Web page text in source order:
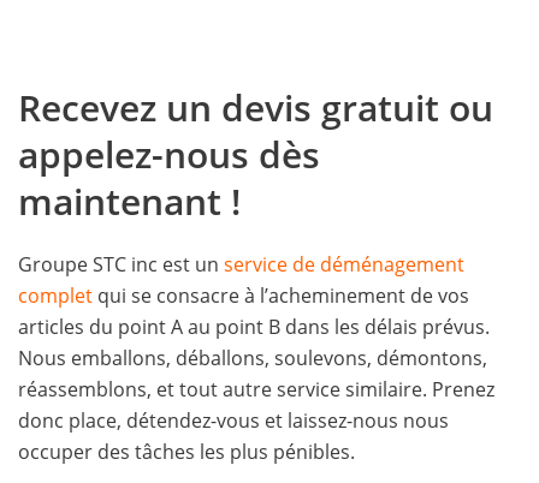
Recevez un devis gratuit ou
appelez-nous dès
maintenant !
Groupe STC inc est un service de déménagement
complet qui se consacre à l’acheminement de vos
articles du point A au point B dans les délais prévus.
Nous emballons, déballons, soulevons, démontons,
réassemblons, et tout autre service similaire. Prenez
donc place, détendez-vous et laissez-nous nous
occuper des tâches les plus pénibles.